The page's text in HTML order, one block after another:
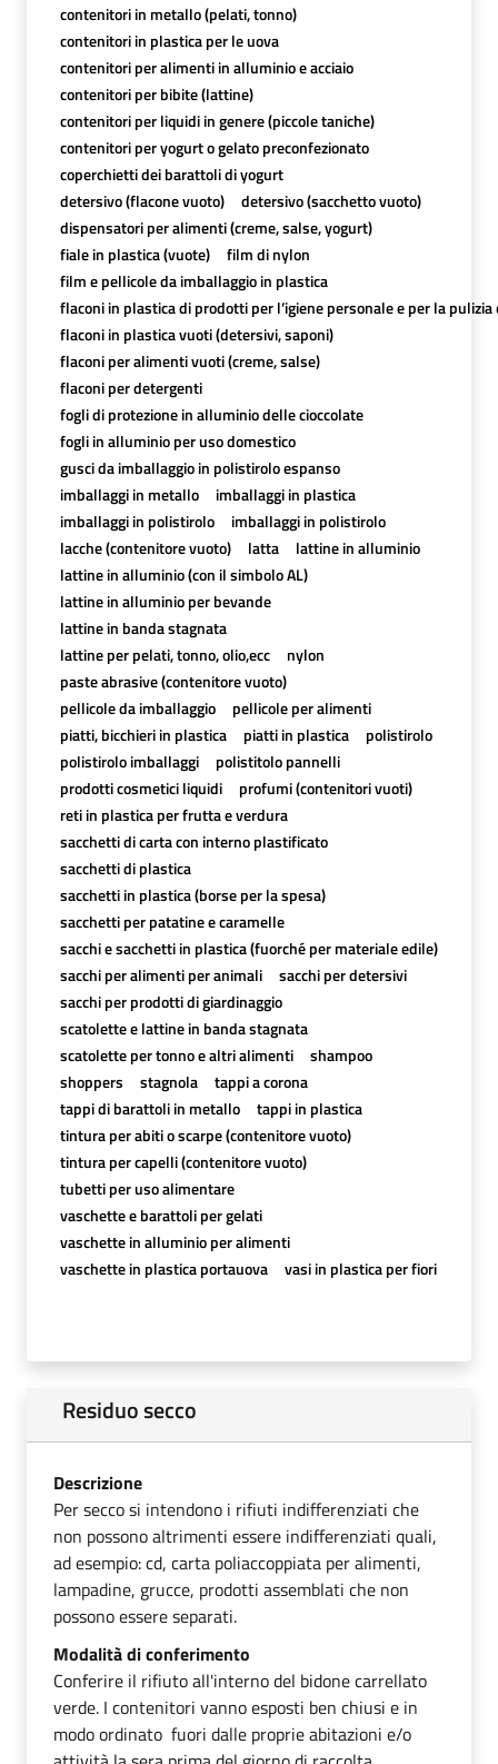
contenitori in metallo (pelati, tonno)
contenitori in plastica per le uova
contenitori per alimenti in alluminio e acciaio
contenitori per bibite (lattine)
contenitori per liquidi in genere (piccole taniche)
contenitori per yogurt o gelato preconfezionato
coperchietti dei barattoli di yogurt
detersivo (flacone vuoto)
detersivo (sacchetto vuoto)
dispensatori per alimenti (creme, salse, yogurt)
fiale in plastica (vuote)
film di nylon
film e pellicole da imballaggio in plastica
flaconi in plastica di prodotti per l’igiene personale e per la pulizia
flaconi in plastica vuoti (detersivi, saponi)
flaconi per alimenti vuoti (creme, salse)
flaconi per detergenti
fogli di protezione in alluminio delle cioccolate
fogli in alluminio per uso domestico
gusci da imballaggio in polistirolo espanso
imballaggi in metallo
imballaggi in plastica
imballaggi in polistirolo
imballaggi in polistirolo
lacche (contenitore vuoto)
latta
lattine in alluminio
lattine in alluminio (con il simbolo AL)
lattine in alluminio per bevande
lattine in banda stagnata
lattine per pelati, tonno, olio,ecc
nylon
paste abrasive (contenitore vuoto)
pellicole da imballaggio
pellicole per alimenti
piatti, bicchieri in plastica
piatti in plastica
polistirolo
polistirolo imballaggi
polistitolo pannelli
prodotti cosmetici liquidi
profumi (contenitori vuoti)
reti in plastica per frutta e verdura
sacchetti di carta con interno plastificato
sacchetti di plastica
sacchetti in plastica (borse per la spesa)
sacchetti per patatine e caramelle
sacchi e sacchetti in plastica (fuorché per materiale edile)
sacchi per alimenti per animali
sacchi per detersivi
sacchi per prodotti di giardinaggio
scatolette e lattine in banda stagnata
scatolette per tonno e altri alimenti
shampoo
shoppers
stagnola
tappi a corona
tappi di barattoli in metallo
tappi in plastica
tintura per abiti o scarpe (contenitore vuoto)
tintura per capelli (contenitore vuoto)
tubetti per uso alimentare
vaschette e barattoli per gelati
vaschette in alluminio per alimenti
vaschette in plastica portauova
vasi in plastica per fiori
Residuo secco
Descrizione
Per secco si intendono i rifiuti indifferenziati che
non possono altrimenti essere indifferenziati quali,
ad esempio: cd, carta poliaccoppiata per alimenti,
lampadine, grucce, prodotti assemblati che non
possono essere separati.
Modalità di conferimento
Conferire il rifiuto all'interno del bidone carrellato
verde. I contenitori vanno esposti ben chiusi e in
modo ordinato fuori dalle proprie abitazioni e/o